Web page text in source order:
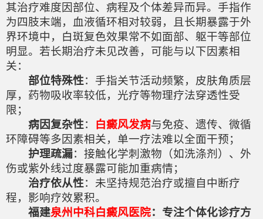
其治疗难度因部位、病程及个体差异而异。手指作
为四肢末端，血液循环相对较弱，且长期暴露于外
界环境中，白斑复色效果常不如面部、躯干等部位
明显。若长期治疗未见改善，可能与以下因素相
关：
部位特殊性：手指关节活动频繁，皮肤角质层
厚，药物吸收率较低，光疗等物理疗法穿透性受
限；
病因复杂性： 白癜风发病与免疫、遗传、微循
环障碍等多因素相关，单一疗法难以全面干预；
护理疏漏：接触化学刺激物（如洗涤剂）、外
伤或紫外线过度暴露可能加重病情；
治疗依从性：未坚持规范治疗或擅自中断疗
程，影响疗效累积。
福建泉州中科白癜风医院：专注个体化诊疗方